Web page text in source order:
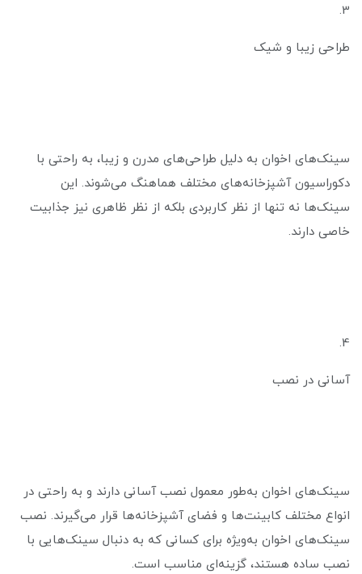
3.
طراحی زیبا و شیک
سینک‌های اخوان به دلیل طراحی‌های مدرن و زیبا، به راحتی با
دکوراسیون آشپزخانه‌های مختلف هماهنگ می‌شوند. این
سینک‌ها نه تنها از نظر کاربردی بلکه از نظر ظاهری نیز جذابیت
خاصی دارند.
4.
آسانی در نصب
سینک‌های اخوان به‌طور معمول نصب آسانی دارند و به راحتی در
انواع مختلف کابینت‌ها و فضای آشپزخانه‌ها قرار می‌گیرند. نصب
سینک‌های اخوان به‌ویژه برای کسانی که به دنبال سینک‌هایی با
نصب ساده هستند، گزینه‌ای مناسب است.